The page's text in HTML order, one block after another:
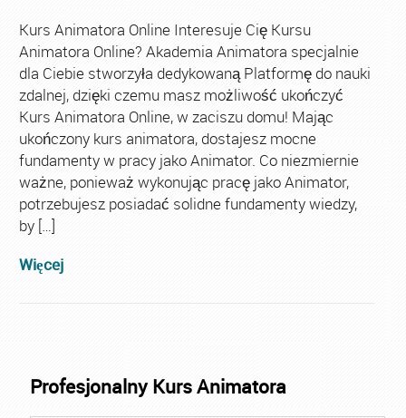
Kurs Animatora Online Interesuje Cię Kursu
Animatora Online? Akademia Animatora specjalnie
dla Ciebie stworzyła dedykowaną Platformę do nauki
zdalnej, dzięki czemu masz możliwość ukończyć
Kurs Animatora Online, w zaciszu domu! Mając
ukończony kurs animatora, dostajesz mocne
fundamenty w pracy jako Animator. Co niezmiernie
ważne, ponieważ wykonując pracę jako Animator,
potrzebujesz posiadać solidne fundamenty wiedzy,
by […]
Więcej
Profesjonalny Kurs Animatora